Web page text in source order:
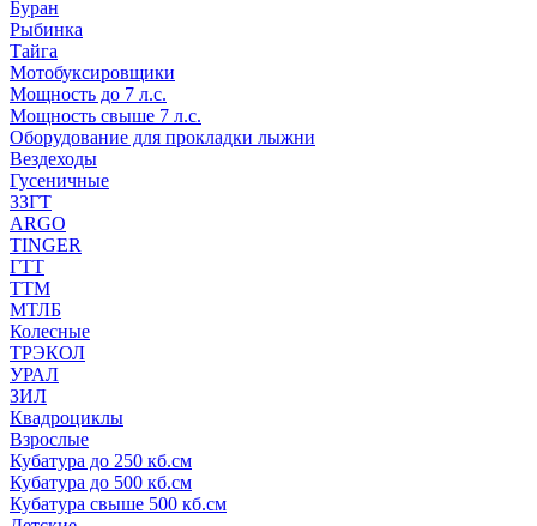
Буран
Рыбинка
Тайга
Мотобуксировщики
Мощность до 7 л.с.
Мощность свыше 7 л.с.
Оборудование для прокладки лыжни
Вездеходы
Гусеничные
ЗЗГТ
ARGO
TINGER
ГТТ
ТТМ
МТЛБ
Колесные
ТРЭКОЛ
УРАЛ
ЗИЛ
Квадроциклы
Взрослые
Кубатура до 250 кб.см
Кубатура до 500 кб.см
Кубатура свыше 500 кб.см